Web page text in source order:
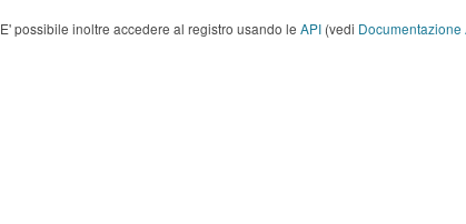
E' possibile inoltre accedere al registro usando le API (vedi Documentazione